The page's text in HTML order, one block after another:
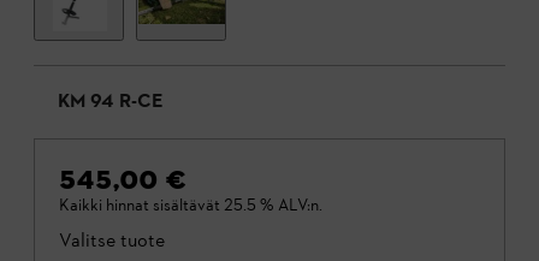
KM 94 R-CE
545,00 €
Kaikki hinnat sisältävät 25.5 % ALV:n.
Valitse tuote